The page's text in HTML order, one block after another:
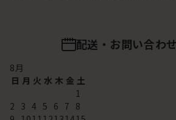
配送・お問い合わ
8月
日 月 火 水 木 金 土
1
2 3 4 5 6 7 8